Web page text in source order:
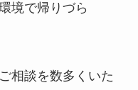
境で帰りづら
相談を数多くいた